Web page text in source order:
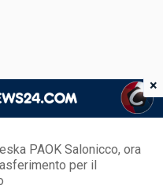
PAOK Salonicco, ora
per il
×